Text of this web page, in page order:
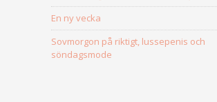
En ny vecka
Sovmorgon på riktigt, lussepenis och
söndagsmode